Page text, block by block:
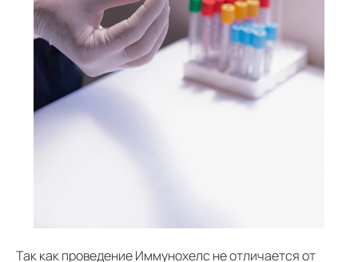
Так как проведение Иммунохелс не отличается от